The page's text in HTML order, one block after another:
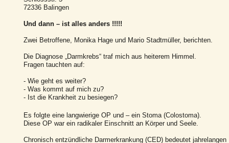
72336 Balingen
Und dann – ist alles anders !!!!!
Zwei Betroffene, Monika Hage und Mario Stadtmüller, berichten.
Die Diagnose „Darmkrebs“ traf mich aus heiterem Himmel.
Fragen tauchten auf:
- Wie geht es weiter?
- Was kommt auf mich zu?
- Ist die Krankheit zu besiegen?
Es folgte eine langwierige OP und – ein Stoma (Colostoma).
Diese OP war ein radikaler Einschnitt an Körper und Seele.
Chronisch entzündliche Darmerkrankung (CED) bedeutet